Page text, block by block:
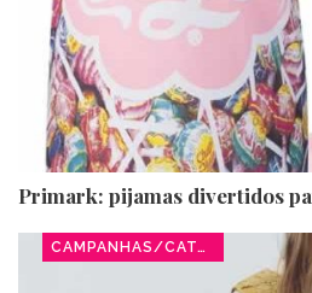
Primark: pijamas divertidos
CAMPANHAS/CATÁLOGOS